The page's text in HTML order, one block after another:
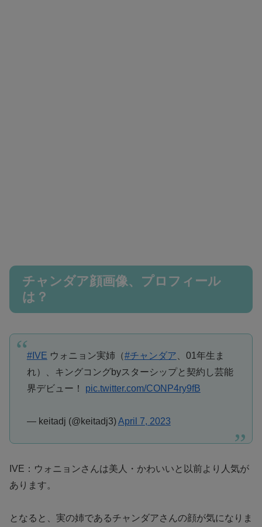
チャンダア顔画像、プロフィール
は？
#IVE ウォニョン実姉（#チャンダア 、01年生ま
れ）、キングコングbyスターシップと契約し芸能
界デビュー！ pic.twitter.com/CONP4ry9fB
— keitadj (@keitadj3)April 7, 2023
IVE：ウォニョンさんは美人・かわいいと以前より人気が
あります。
となると、実の姉であるチャンダアさんの顔が気になりま